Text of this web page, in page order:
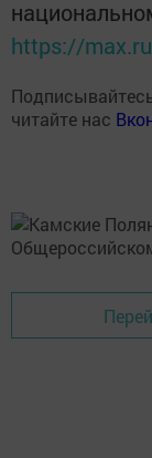
https://
читайте нас